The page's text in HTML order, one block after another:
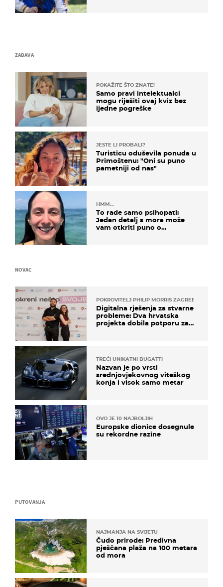
ZABAVA
POKAŽITE ŠTO ZNATE!
Samo pravi intelektualci
mogu riješiti ovaj kviz bez
ijedne pogreške
JESTE LI PROBALI?
Turisticu oduševila ponuda u
Primoštenu: "Oni su puno
pametniji od nas"
HMM…
To rade samo psihopati:
Jedan detalj s mora može
vam otkriti puno o
PUTOVANJA
NAJMANJA NA SVIJETU
Čudo prirode: Predivna
pješčana plaža na 100 metara
od mora
NOVAC
POKROVITELJ PHILIP MORRIS ZAGREB
Digitalna rješenja za stvarne
probleme: Dva hrvatska
projekta dobila potporu za
TREĆI UNIKATNI BUGATTI
Nazvan je po vrsti
srednjovjekovnog viteškog
konja i visok samo metar
OVO JE 10 NAJBOLJIH
Europske dionice dosegnule
su rekordne razine